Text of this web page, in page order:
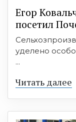
Егор
посетил
уделено
...
Читать далее